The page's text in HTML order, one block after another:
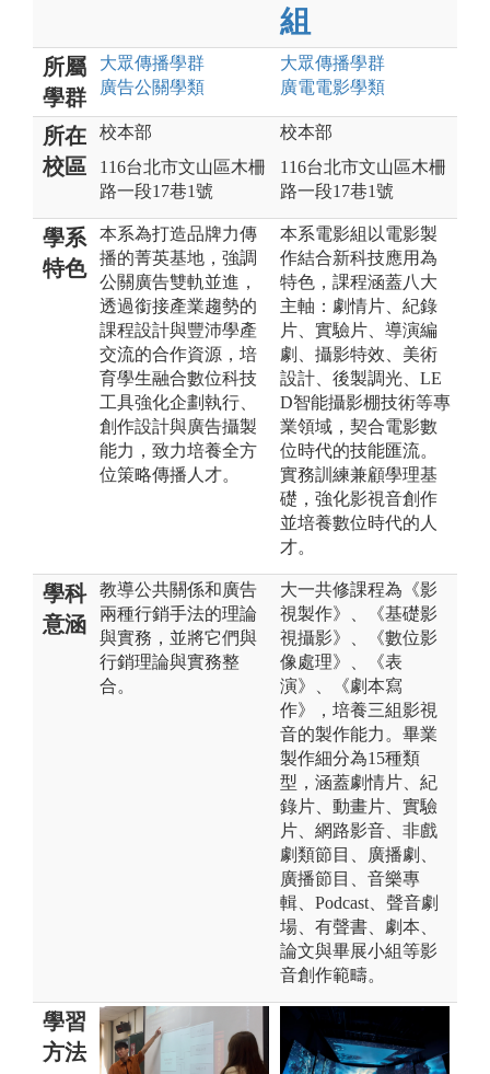
組
所屬
學群
大眾傳播學群
廣告公關學類
大眾傳播學群
廣電電影學類
所在
校區
校本部
116台北市文山區木柵
路一段17巷1號
校本部
116台北市文山區木柵
路一段17巷1號
學系
特色
本系為打造品牌力傳
播的菁英基地，強調
公關廣告雙軌並進，
透過銜接產業趨勢的
課程設計與豐沛學產
交流的合作資源，培
育學生融合數位科技
工具強化企劃執行、
創作設計與廣告攝製
能力，致力培養全方
位策略傳播人才。
本系電影組以電影製
作結合新科技應用為
特色，課程涵蓋八大
主軸：劇情片、紀錄
片、實驗片、導演編
劇、攝影特效、美術
設計、後製調光、LE
D智能攝影棚技術等專
業領域，契合電影數
位時代的技能匯流。
實務訓練兼顧學理基
礎，強化影視音創作
並培養數位時代的人
才。
學科
意涵
教導公共關係和廣告
兩種行銷手法的理論
與實務，並將它們與
行銷理論與實務整
合。
大一共修課程為《影
視製作》、《基礎影
視攝影》、《數位影
像處理》、《表
演》、《劇本寫
作》，培養三組影視
音的製作能力。畢業
製作細分為15種類
型，涵蓋劇情片、紀
錄片、動畫片、實驗
片、網路影音、非戲
劇類節目、廣播劇、
廣播節目、音樂專
輯、Podcast、聲音劇
場、有聲書、劇本、
論文與畢展小組等影
音創作範疇。
學習
方法